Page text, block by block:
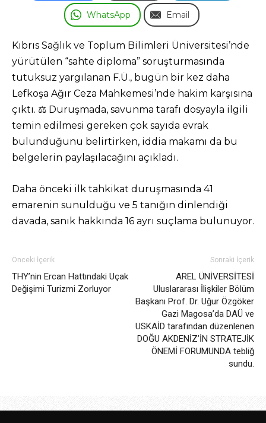
WhatsApp Email
Kıbrıs Sağlık ve Toplum Bilimleri Üniversitesi’nde
yürütülen “sahte diploma” soruşturmasında
tutuksuz yargılanan F.Ü., bugün bir kez daha
Lefkoşa Ağır Ceza Mahkemesi’nde hakim karşısına
çıktı. ⚖️ Duruşmada, savunma tarafı dosyayla ilgili
temin edilmesi gereken çok sayıda evrak
bulunduğunu belirtirken, iddia makamı da bu
belgelerin paylaşılacağını açıkladı.
Daha önceki ilk tahkikat duruşmasında 41
emarenin sunulduğu ve 5 tanığın dinlendiği
davada, sanık hakkında 16 ayrı suçlama bulunuyor.
Önceki İçerik
THY’nin Ercan Hattındaki Uçak
Değişimi Turizmi Zorluyor
Sonraki İçerik
AREL ÜNİVERSİTESİ
Uluslararası İlişkiler Bölüm
Başkanı Prof. Dr. Uğur Özgöker
Gazi Magosa’da DAÜ ve
USKAİD tarafından düzenlenen
DOĞU AKDENİZ’İN STRATEJİK
ÖNEMİ FORUMUNDA tebliğ
sundu.